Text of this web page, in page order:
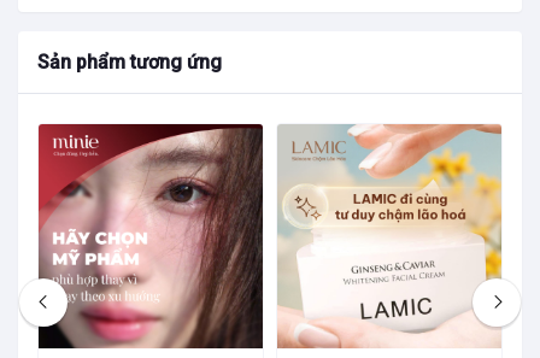
Sản phẩm tương ứng